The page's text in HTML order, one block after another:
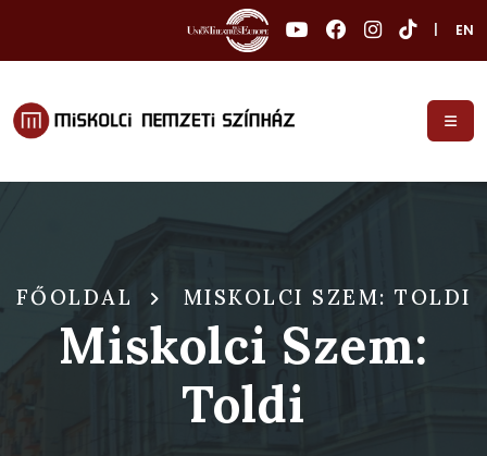
EN
FŐOLDAL MISKOLCI SZEM: TOLDI
Miskolci Szem:
Toldi